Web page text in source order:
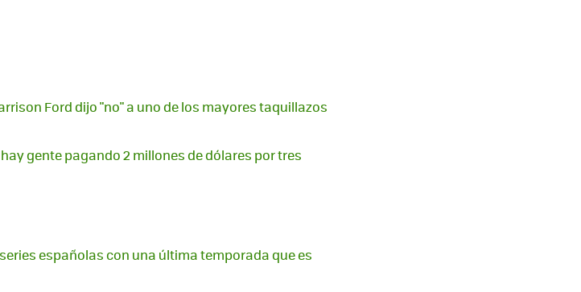
Ford dijo "no" a uno de los mayores taquillazos
gente pagando 2 millones de dólares por tres
españolas con una última temporada que es